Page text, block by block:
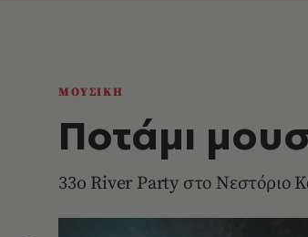
ΜΟΥΣΙΚΗ
Ποτάμι
33o River Party στο Νεστόριο